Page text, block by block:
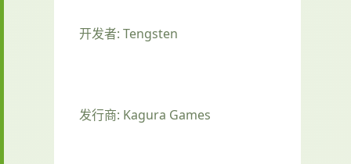
开发者: Tengsten
发行商: Kagura Games